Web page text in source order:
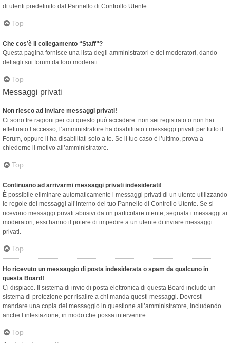
di utenti predefinito dal Pannello di Controllo Utente.
Top
Che cos’è il collegamento “Staff”?
Questa pagina fornisce una lista degli amministratori e dei moderatori, dando
dettagli sui forum da loro moderati.
Top
Messaggi privati
Non riesco ad inviare messaggi privati!
Ci sono tre ragioni per cui questo può accadere: non sei registrato o non hai
effettuato l’accesso, l’amministratore ha disabilitato i messaggi privati per tutto il
Forum, oppure li ha disabilitati solo a te. Se il tuo caso è l’ultimo, prova a
chiederne il motivo all’amministratore.
Top
Continuano ad arrivarmi messaggi privati indesiderati!
È possibile eliminare automaticamente i messaggi privati ​​di un utente utilizzando
le regole dei messaggi all’interno del tuo Pannello di Controllo Utente. Se si
ricevono messaggi privati ​​abusivi da un particolare utente, segnala i messaggi ai
moderatori; essi hanno il potere di impedire a un utente di inviare messaggi
privati​​.
Top
Ho ricevuto un messaggio di posta indesiderata o spam da qualcuno in
questa Board!
Ci dispiace. Il sistema di invio di posta elettronica di questa Board include un
sistema di protezione per risalire a chi manda questi messaggi. Dovresti
mandare una copia del messaggio in questione all’amministratore, includendo
anche l’intestazione, in modo che possa intervenire.
Top